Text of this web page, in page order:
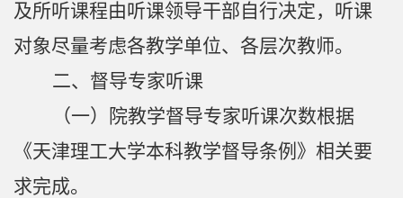
及所听课程由听课领导干部自行决定，听课
对象尽量考虑各教学单位、各层次教师。
二、 督导专家听课
（一）院教学督导专家听课次数根据
《天津理工大学本科教学督导条例》相关要
求完成。